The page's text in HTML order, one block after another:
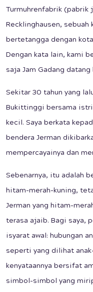
Turmuhrenfabrik (pabrik
Recklinghausen, sebuah
bertetangga dengan
Dengan kata lain, kami
saja Jam Gadang
Sekitar 30 tahun yang
Bukittinggi bersama istri
kecil. Saya berkata
bendera Jerman
mempercayainya dan
Sebenarnya, itu adalah
hitam-merah-kuning,
Jerman yang hitam-
terasa ajaib. Bagi saya,
isyarat awal: hubungan
seperti yang dilihat
kenyataannya bersifat
simbol-simbol yang